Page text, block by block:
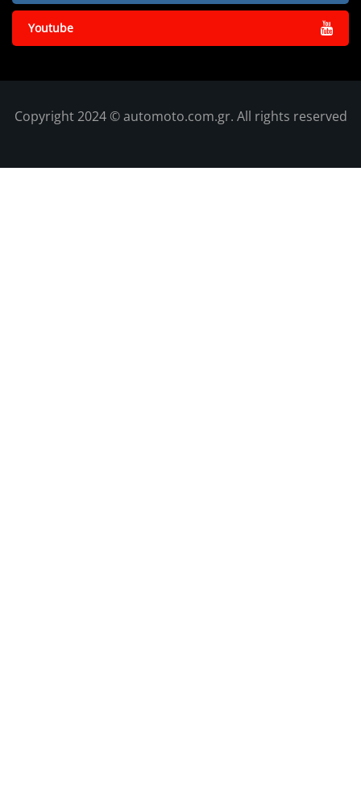
Youtube
Copyright 2024 © automoto.com.gr. All rights reserved